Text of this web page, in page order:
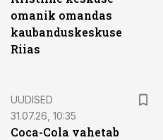
omanik omandas
kaubanduskeskuse
Riias
UUDISED
31.07.26, 10:35
Coca-Cola vahetab